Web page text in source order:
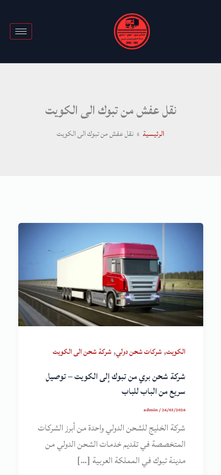
نقل عفش من تبوك الى الكويت
الرئيسية نقل عفش من تبوك الى الكويت
الكويت,شركات شحن دولي,شركة شحن الى الكويت
شركة شحن بري من تبوك إلى الكويت – توصيل
سريع من الباب للباب
admin/26/03/2026
شركة الخليج للشحن الدولي واحدة من أبرز الشركات
المتخصصة في تقديم خدمات الشحن الدولي من
مدينة تبوك في المملكة العربية […]